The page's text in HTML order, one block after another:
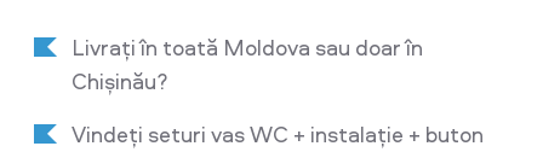
Livrați în toată Moldova sau doar în
Chișinău?
Vindeți seturi vas WC + instalație + buton